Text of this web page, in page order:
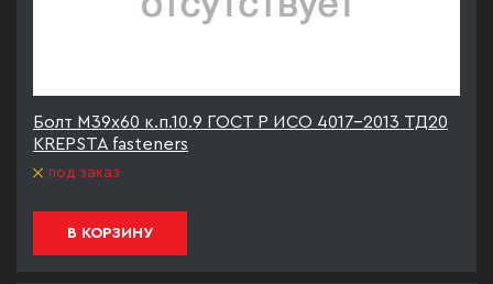
Болт М39х60 к.п.10.9 ГОСТ Р ИСО 4017-2013 ТД20
KREPSTA fasteners
под заказ
В КОРЗИНУ